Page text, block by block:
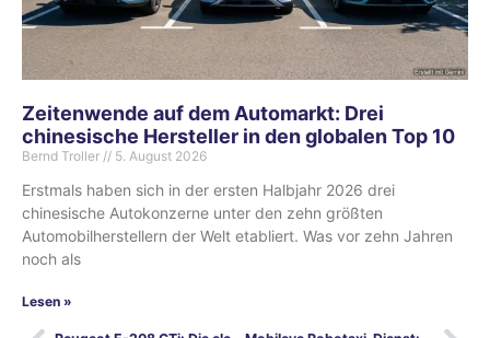
Zeitenwende auf dem Automarkt: Drei
chinesische Hersteller in den globalen Top 10
Bernd Troller 5. August 2026
Erstmals haben sich in der ersten Halbjahr 2026 drei
chinesische Autokonzerne unter den zehn größten
Automobilherstellern der Welt etabliert. Was vor zehn Jahren
noch als
Lesen »